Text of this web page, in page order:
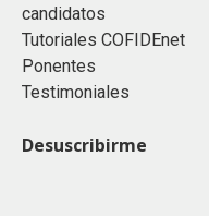
candidatos
Tutoriales COFIDEnet
Ponentes
Testimoniales
Desuscribirme